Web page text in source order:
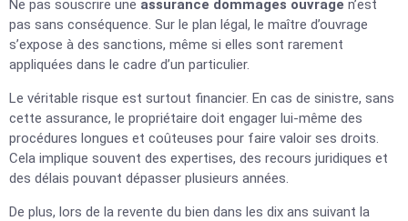
Ne pas souscrire une assurance dommages ouvrage n’est
pas sans conséquence. Sur le plan légal, le maître d’ouvrage
s’expose à des sanctions, même si elles sont rarement
appliquées dans le cadre d’un particulier.
Le véritable risque est surtout financier. En cas de sinistre, sans
cette assurance, le propriétaire doit engager lui-même des
procédures longues et coûteuses pour faire valoir ses droits.
Cela implique souvent des expertises, des recours juridiques et
des délais pouvant dépasser plusieurs années.
De plus, lors de la revente du bien dans les dix ans suivant la